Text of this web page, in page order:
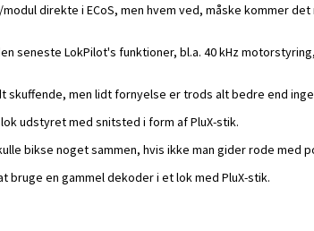
direkte i ECoS, men hvem ved, måske kommer det
seneste LokPilot's funktioner, bl.a. 40 kHz
men lidt fornyelse er trods alt bedre end
udstyret med snitsted i form af PluX-stik.
bikse noget sammen, hvis ikke man gider rode med
bruge en gammel dekoder i et lok med PluX-stik.